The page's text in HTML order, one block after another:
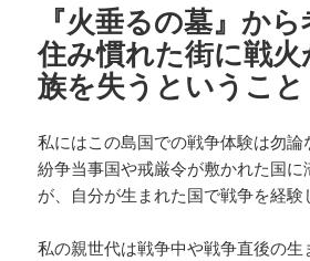
『火垂るの墓』か
住み慣れた街に戦
族を失うということ
私にはこの島国での戦争体験は勿
紛争当事国や戒厳令が敷かれた国に
が、自分が生まれた国で戦争を経験
私の親世代は戦争中や戦争直後の